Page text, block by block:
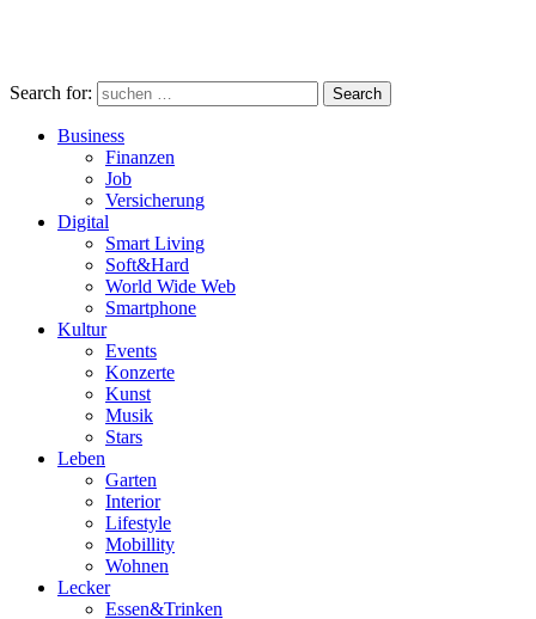
Search for: Search
Business
Finanzen
Job
Versicherung
Digital
Smart Living
Soft&Hard
World Wide Web
Smartphone
Kultur
Events
Konzerte
Kunst
Musik
Stars
Leben
Garten
Interior
Lifestyle
Mobillity
Wohnen
Lecker
Essen&Trinken